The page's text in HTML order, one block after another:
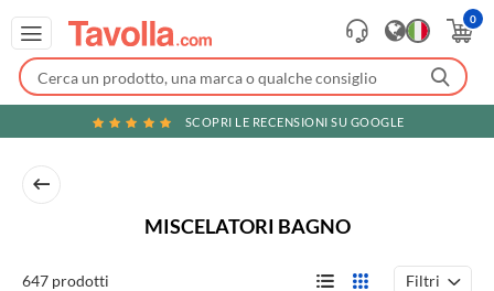
0
SCOPRI LE RECENSIONI SU GOOGLE
MISCELATORI BAGNO
647 prodotti Filtri